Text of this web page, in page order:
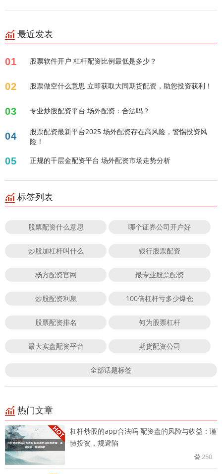
最近发表
01 股票软件开户 杠杆配资比例最低是多少？
02 股票做空什么意思 立即获取大同期货配资，助您投资获利！
03 专业炒股配资平台 场外配资：合法吗？
04
股票配资最新平台2025 场外配资存在高风险，警惕投资风
险！
05 正规的千层金配资平台 场外配资市场走势分析
标签列表
股票配资什么意思 哪个证券公司开户好
炒股加杠杆叫什么 银行股票配资
杨方配资官网 最专业股票配资
炒股配资利息 100倍杠杆亏多少爆仓
股票配资排名 何为股票杠杆
最大实盘配资平台 期货配资公司
全部话题标签
热门文章
杠杆炒股的app合法吗 配资盘的风险与收益：谨
慎投资，规避陷
250